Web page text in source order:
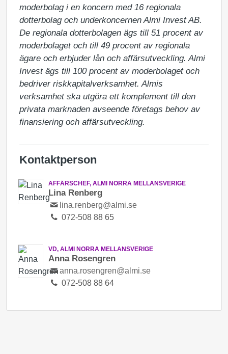
moderbolag i en koncern med 16 regionala
dotterbolag och underkoncernen Almi Invest AB.
De regionala dotterbolagen ägs till 51 procent av
moderbolaget och till 49 procent av regionala
ägare och erbjuder lån och affärsutveckling. Almi
Invest ägs till 100 procent av moderbolaget och
bedriver riskkapitalverksamhet. Almis
verksamhet ska utgöra ett komplement till den
privata marknaden avseende företags behov av
finansiering och affärsutveckling.
Kontaktperson
AFFÄRSCHEF, ALMI NORRA MELLANSVERIGE
Lina Renberg
lina.renberg@almi.se
072-508 88 65
VD, ALMI NORRA MELLANSVERIGE
Anna Rosengren
anna.rosengren@almi.se
072-508 88 64